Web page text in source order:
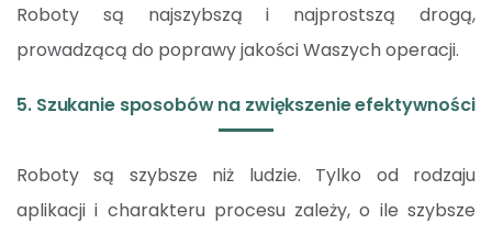
Roboty są najszybszą i najprostszą drogą,
prowadzącą do poprawy jakości Waszych operacji.
5. Szukanie sposobów na zwiększenie efektywności
Roboty są szybsze niż ludzie. Tylko od rodzaju
aplikacji i charakteru procesu zależy, o ile szybsze